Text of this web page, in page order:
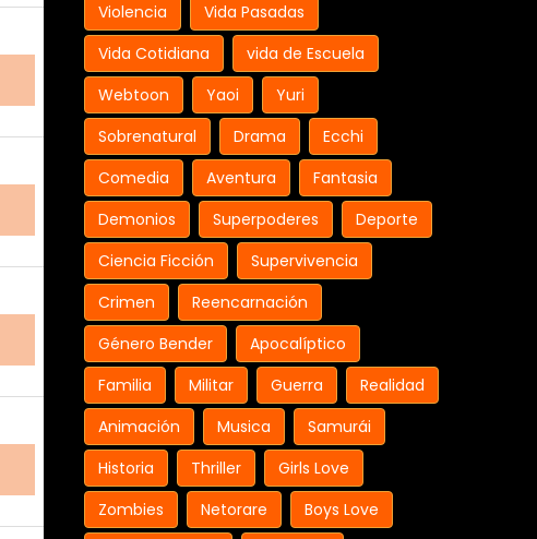
Violencia
Vida Pasadas
Vida Cotidiana
vida de Escuela
Webtoon
Yaoi
Yuri
Sobrenatural
Drama
Ecchi
Comedia
Aventura
Fantasia
Demonios
Superpoderes
Deporte
Ciencia Ficción
Supervivencia
Crimen
Reencarnación
Género Bender
Apocalíptico
Familia
Militar Guerra
Realidad
Animación
Musica
Samurái
Historia
Thriller
Girls Love
Zombies
Netorare
Boys Love